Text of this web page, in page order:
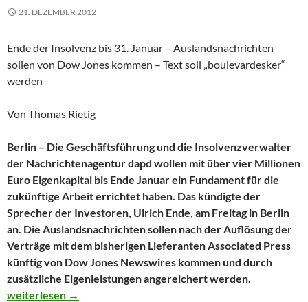
21. DEZEMBER 2012
Ende der Insolvenz bis 31. Januar – Auslandsnachrichten
sollen von Dow Jones kommen – Text soll „boulevardesker“
werden
Von Thomas Rietig
Berlin – Die Geschäftsführung und die Insolvenzverwalter
der Nachrichtenagentur dapd wollen mit über vier Millionen
Euro Eigenkapital bis Ende Januar ein Fundament für die
zukünftige Arbeit errichtet haben. Das kündigte der
Sprecher der Investoren, Ulrich Ende, am Freitag in Berlin
an. Die Auslandsnachrichten sollen nach der Auflösung der
Verträge mit dem bisherigen Lieferanten Associated Press
künftig von Dow Jones Newswires kommen und durch
zusätzliche Eigenleistungen angereichert werden.
Neue Investoren wollen vier Millionen in die neue dapd
weiterlesen →